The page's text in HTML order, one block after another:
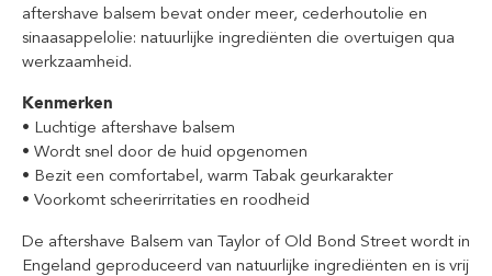
aftershave balsem bevat onder meer, cederhoutolie en
sinaasappelolie: natuurlijke ingrediënten die overtuigen qua
werkzaamheid.
Kenmerken
• Luchtige aftershave balsem
• Wordt snel door de huid opgenomen
• Bezit een comfortabel, warm Tabak geurkarakter
• Voorkomt scheerirritaties en roodheid
De aftershave Balsem van Taylor of Old Bond Street wordt in
Engeland geproduceerd van natuurlijke ingrediënten en is vrij